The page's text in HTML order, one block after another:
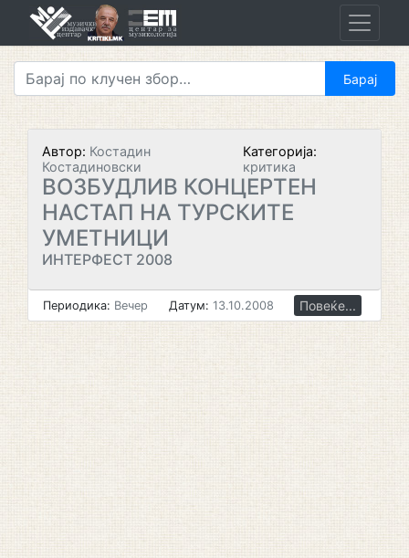
Автор: Костадин
Костадиновски
Категорија:
критика
ВОЗБУДЛИВ КОНЦЕРТЕН
НАСТАП НА ТУРСКИТЕ
УМЕТНИЦИ
ИНТЕРФЕСТ 2008
Периодика: Вечер Датум: 13.10.2008 Повеќе...